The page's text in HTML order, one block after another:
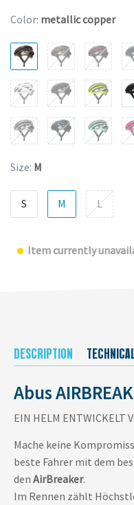
Color: metallic copper
Size: M
S M L
Item currently
DESCRIPTION
Abus
EIN HELM ENTWICKELT
Mache keine
beste Fahrer mit dem
den AirBreaker.
Im Rennen zählt